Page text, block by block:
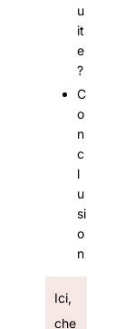
u
it
e
?
C
o
n
c
l
u
si
o
n
Ici,
che